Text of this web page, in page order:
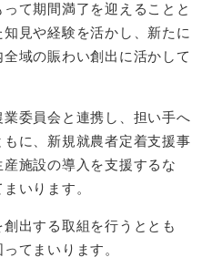
て期間満了を迎えることと
見や経験を活かし、新たに
域の賑わい創出に活かして
委員会と連携し、担い手へ
に、新規就農者定着支援事
施設の導入を支援するな
いります。
出する取組を行うととも
てまいります。